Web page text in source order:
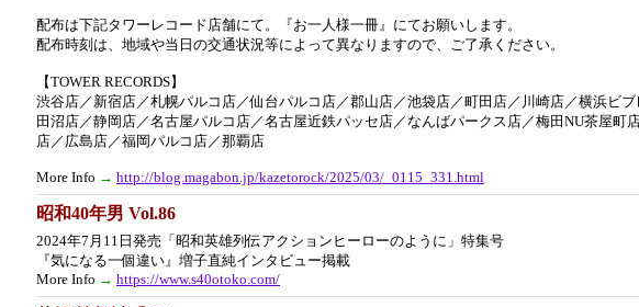
配布は下記タワーレコード店舗にて。『お一人様一冊』にてお願いします。
配布時刻は、地域や当日の交通状況等によって異なりますので、ご了承ください。
【TOWER RECORDS】
渋谷店／新宿店／札幌パルコ店／仙台パルコ店／郡山店／池袋店／町田店／川崎店／横浜ビ
田沼店／静岡店／名古屋パルコ店／名古屋近鉄パッセ店／なんばパークス店／梅田NU茶屋町
店／広島店／福岡パルコ店／那覇店
More Info → http://blog.magabon.jp/kazetorock/2025/03/_0115_331.html
昭和40年男 Vol.86
2024年7月11日発売「昭和英雄列伝アクションヒーローのように」特集号
『気になる一個違い』増子直純インタビュー掲載
More Info → https://www.s40otoko.com/